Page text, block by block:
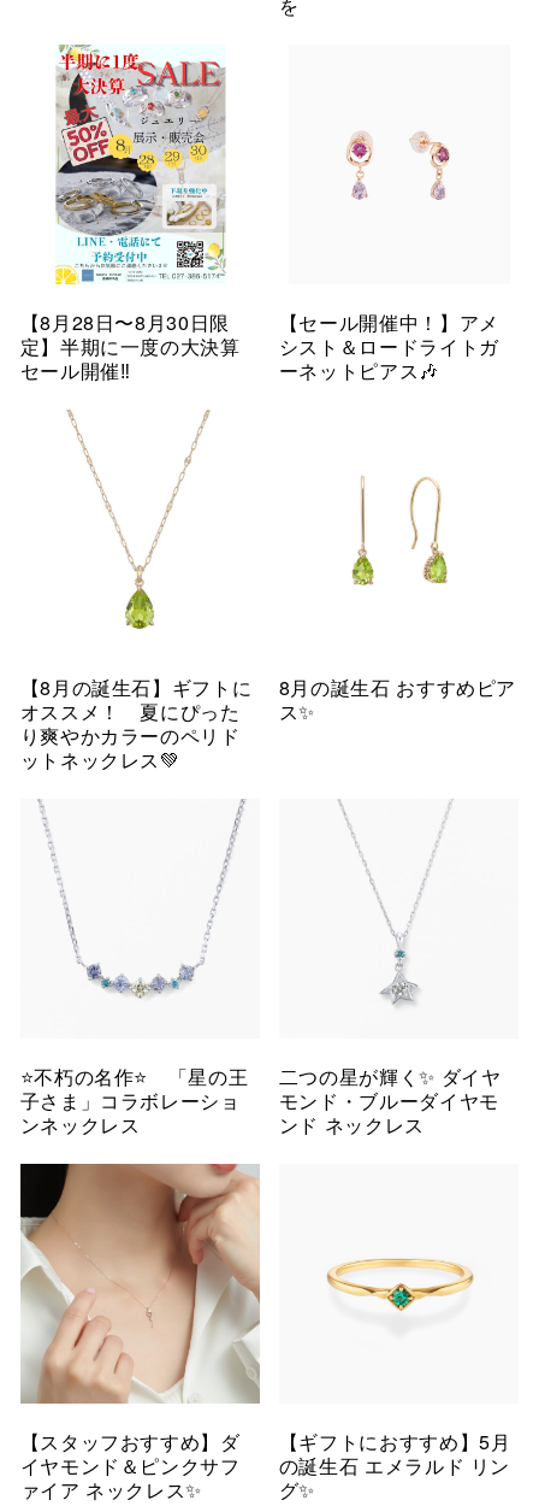
を
【8月28日〜8月30日限
定】半期に一度の大決算
セール開催‼︎
【セール開催中！】アメ
シスト＆ロードライトガ
ーネットピアス🎶
【8月の誕生石】ギフトに
オススメ！ 夏にぴった
り爽やかカラーのペリド
ットネックレス💚
8月の誕生石 おすすめピア
ス✨
⭐️不朽の名作⭐️ 「星の王
子さま」コラボレーショ
ンネックレス
二つの星が輝く✨ ダイヤ
モンド・ブルーダイヤモ
ンド ネックレス
【スタッフおすすめ】ダ
イヤモンド＆ピンクサフ
ァイア ネックレス✨
【ギフトにおすすめ】5月
の誕生石 エメラルド リン
グ✨